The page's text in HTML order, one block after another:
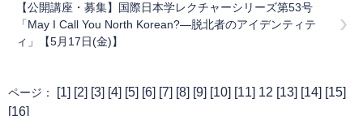
【公開講座・募集】国際日本学レクチャーシリーズ第53号
「May I Call You North Korean?―脱北者のアイデンティテ
ィ」【5月17日(金)】
ページ： [1] [2] [3] [4] [5] [6] [7] [8] [9] [10] [11] 12 [13] [14] [15]
[16]